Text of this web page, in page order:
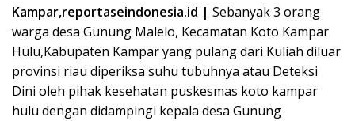
Kampar,reportaseindonesia.id | Sebanyak 3 orang
warga desa Gunung Malelo, Kecamatan Koto Kampar
Hulu,Kabupaten Kampar yang pulang dari Kuliah diluar
provinsi riau diperiksa suhu tubuhnya atau Deteksi
Dini oleh pihak kesehatan puskesmas koto kampar
hulu dengan didampingi kepala desa Gunung